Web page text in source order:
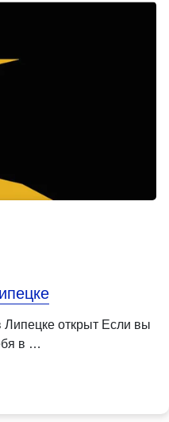
Липецке открыт Если вы
в …